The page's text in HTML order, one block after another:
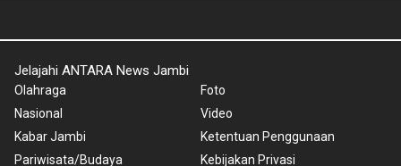
Jelajahi ANTARA News Jambi
Olahraga
Nasional
Kabar Jambi
Pariwisata/Budaya
Foto
Video
Ketentuan Penggunaan
Kebijakan Privasi